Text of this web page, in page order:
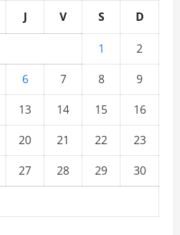
J V S D
1
2
6 7 8
9
13 14 15
16
20 21 22
23
27 28 29
30